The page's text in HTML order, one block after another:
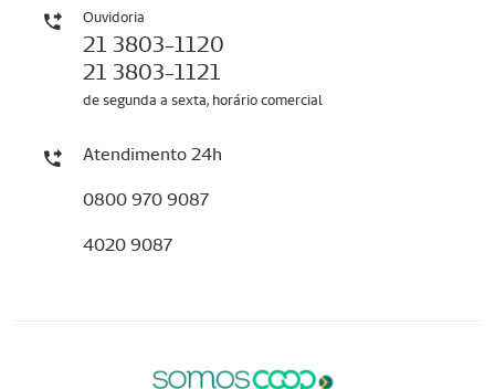
Ouvidoria
21 3803-1120
21 3803-1121
de segunda a sexta, horário comercial
Atendimento 24h
0800 970 9087
4020 9087